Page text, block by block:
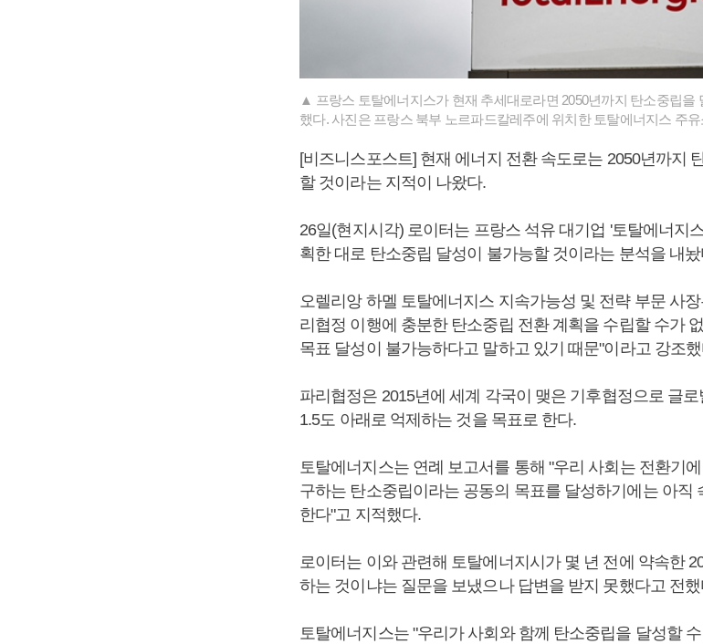
▲ 프랑스 토탈에너지스가 현재 추세대로라면 2050년까지 탄소중립을
했다. 사진은 프랑스 북부 노르파드칼레주에 위치한 토탈에너지스 주
[비즈니스포스트] 현재 에너지 전환 속도로는 2050년까지
할 것이라는 지적이 나왔다.
26일(현지시각) 로이터는 프랑스 석유 대기업 '토탈에너지
획한 대로 탄소중립 달성이 불가능할 것이라는 분석을 내
오렐리앙 하멜 토탈에너지스 지속가능성 및 전략 부문 사
리협정 이행에 충분한 탄소중립 전환 계획을 수립할 수가
목표 달성이 불가능하다고 말하고 있기 때문"이라고 강조
파리협정은 2015년에 세계 각국이 맺은 기후협정으로 글
1.5도 아래로 억제하는 것을 목표로 한다.
토탈에너지스는 연례 보고서를 통해 "우리 사회는 전환기
구하는 탄소중립이라는 공동의 목표를 달성하기에는 아직
한다"고 지적했다.
로이터는 이와 관련해 토탈에너지시가 몇 년 전에 약속한
하는 것이냐는 질문을 보냈으나 답변을 받지 못했다고 전했
토탈에너지스는 "우리가 사회와 함께 탄소중립을 달성할